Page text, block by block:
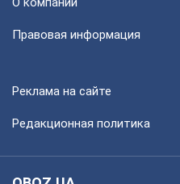
Правовая информация
Реклама на сайте
Редакционная политика